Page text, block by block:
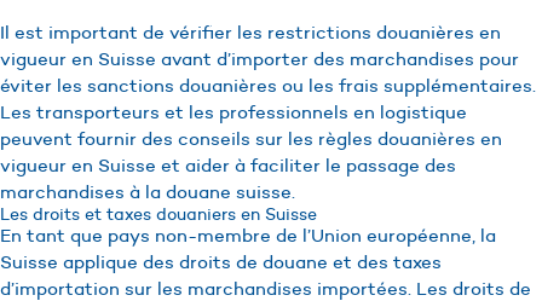
Il est important de vérifier les restrictions douanières en
vigueur en Suisse avant d’importer des marchandises pour
éviter les sanctions douanières ou les frais supplémentaires.
Les transporteurs et les professionnels en logistique
peuvent fournir des conseils sur les règles douanières en
vigueur en Suisse et aider à faciliter le passage des
marchandises à la douane suisse.
Les droits et taxes douaniers en Suisse
En tant que pays non-membre de l’Union européenne, la
Suisse applique des droits de douane et des taxes
d’importation sur les marchandises importées. Les droits de